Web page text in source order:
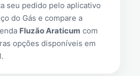
seu pedido pelo aplicativo
do Gás e compare a
Fluzão Araticum com
opções disponíveis em
.